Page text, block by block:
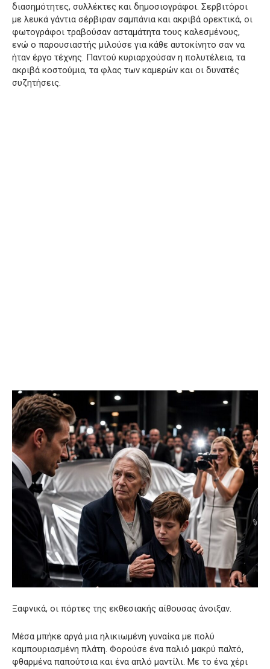
διασημότητες, συλλέκτες και δημοσιογράφοι. Σερβιτόροι
με λευκά γάντια σέρβιραν σαμπάνια και ακριβά ορεκτικά, οι
φωτογράφοι τραβούσαν ασταμάτητα τους καλεσμένους,
ενώ ο παρουσιαστής μιλούσε για κάθε αυτοκίνητο σαν να
ήταν έργο τέχνης. Παντού κυριαρχούσαν η πολυτέλεια, τα
ακριβά κοστούμια, τα φλας των καμερών και οι δυνατές
συζητήσεις.
Ξαφνικά, οι πόρτες της εκθεσιακής αίθουσας άνοιξαν.
Μέσα μπήκε αργά μια ηλικιωμένη γυναίκα με πολύ
καμπουριασμένη πλάτη. Φορούσε ένα παλιό μακρύ παλτό,
φθαρμένα παπούτσια και ένα απλό μαντίλι. Με το ένα χέρι